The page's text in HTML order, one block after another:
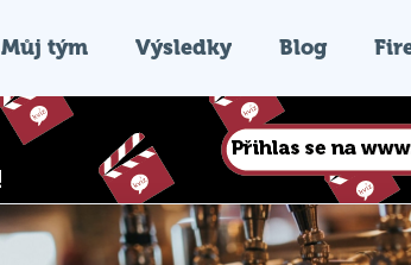
Můj tým Výsledky Blog